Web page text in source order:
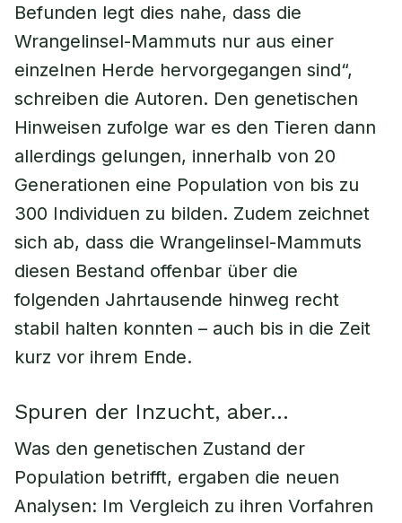
Befunden legt dies nahe, dass die
Wrangelinsel-Mammuts nur aus einer
einzelnen Herde hervorgegangen sind“,
schreiben die Autoren. Den genetischen
Hinweisen zufolge war es den Tieren dann
allerdings gelungen, innerhalb von 20
Generationen eine Population von bis zu
300 Individuen zu bilden. Zudem zeichnet
sich ab, dass die Wrangelinsel-Mammuts
diesen Bestand offenbar über die
folgenden Jahrtausende hinweg recht
stabil halten konnten – auch bis in die Zeit
kurz vor ihrem Ende.
Spuren der Inzucht, aber…
Was den genetischen Zustand der
Population betrifft, ergaben die neuen
Analysen: Im Vergleich zu ihren Vorfahren